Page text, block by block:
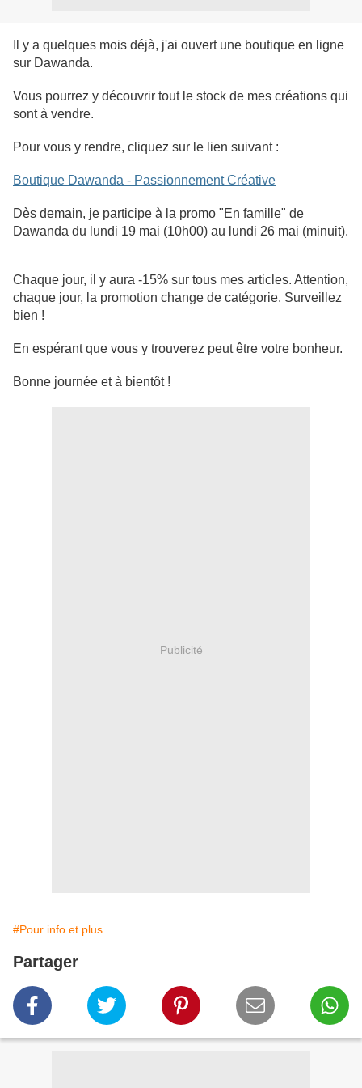
Il y a quelques mois déjà, j'ai ouvert une boutique en ligne
sur Dawanda.
Vous pourrez y découvrir tout le stock de mes créations qui
sont à vendre.
Pour vous y rendre, cliquez sur le lien suivant :
Boutique Dawanda - Passionnement Créative
Dès demain, je participe à la promo "En famille" de
Dawanda du lundi 19 mai (10h00) au lundi 26 mai (minuit).
Chaque jour, il y aura -15% sur tous mes articles. Attention,
chaque jour, la promotion change de catégorie. Surveillez
bien !
En espérant que vous y trouverez peut être votre bonheur.
Bonne journée et à bientôt !
Publicité
#Pour info et plus ...
Partager